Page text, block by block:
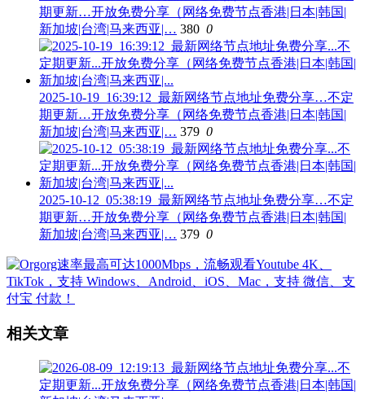
期更新…开放免费分享（网络免费节点香港|日本|韩国|
新加坡|台湾|马来西亚|… 380 0
2025-10-19_16:39:12_最新网络节点地址免费分享…不定
期更新…开放免费分享（网络免费节点香港|日本|韩国|
新加坡|台湾|马来西亚|… 379 0
2025-10-12_05:38:19_最新网络节点地址免费分享…不定
期更新…开放免费分享（网络免费节点香港|日本|韩国|
新加坡|台湾|马来西亚|… 379 0
相关文章